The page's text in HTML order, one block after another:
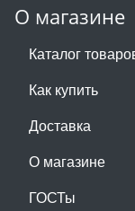
О магазине
Каталог
Как купить
Доставка
О магазине
ГОСТы